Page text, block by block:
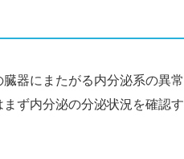
器にまたがる内分泌系の異
ず内分泌の分泌状況を確認